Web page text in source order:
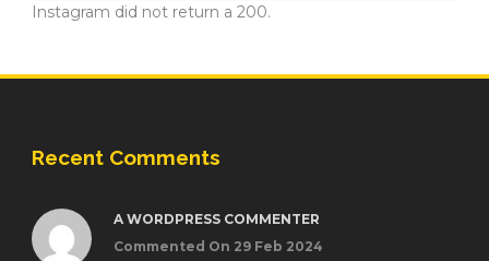
Instagram did not return a 200.
Recent Comments
A WORDPRESS COMMENTER
Commented On 29 Feb 2024